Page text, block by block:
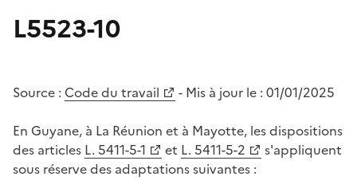
L5523-10
Source : Code du travail - Mis à jour le : 01/01/2025
En Guyane, à La Réunion et à Mayotte, les dispositions
des articles L. 5411-5-1 et L. 5411-5-2
s'appliquent
sous réserve des adaptations suivantes :